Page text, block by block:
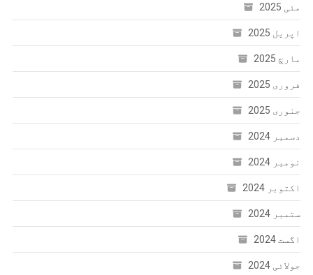
مئی 2025
اپریل 2025
مارچ 2025
فروری 2025
جنوری 2025
دسمبر 2024
نومبر 2024
اکتوبر 2024
ستمبر 2024
اگست 2024
جولائی 2024